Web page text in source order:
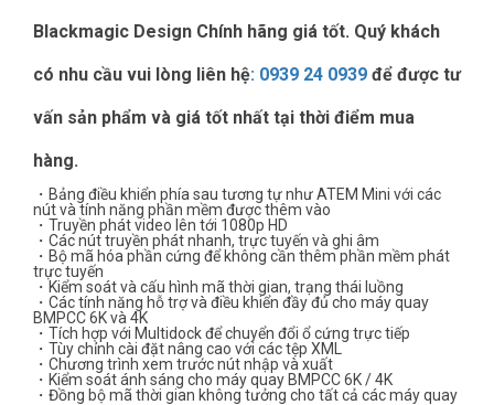
Blackmagic Design Chính hãng giá tốt. Quý khách
có nhu cầu vui lòng liên hệ: 0939 24 0939 để được tư
vấn sản phẩm và giá tốt nhất tại thời điểm mua
hàng.
・Bảng điều khiển phía sau tương tự như ATEM Mini với các
nút và tính năng phần mềm được thêm vào
・Truyền phát video lên tới 1080p HD
・Các nút truyền phát nhanh, trực tuyến và ghi âm
・Bộ mã hóa phần cứng để không cần thêm phần mềm phát
trực tuyến
・Kiểm soát và cấu hình mã thời gian, trạng thái luồng
・Các tính năng hỗ trợ và điều khiển đầy đủ cho máy quay
BMPCC 6K và 4K
・Tích hợp với Multidock để chuyển đổi ổ cứng trực tiếp
・Tùy chỉnh cài đặt nâng cao với các tệp XML
・Chương trình xem trước nút nhập và xuất
・Kiểm soát ánh sáng cho máy quay BMPCC 6K / 4K
・Đồng bộ mã thời gian không tưởng cho tất cả các máy quay